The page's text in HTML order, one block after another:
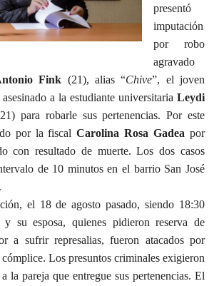
presentó
imputación
por robo
agravado
Fink (21), alias “Chive”, el joven
a la estudiante universitaria Leydi
para robarle sus pertenencias. Por este
por la fiscalCarolina Rosa Gadea por
con resultado de muerte. Los dos casos
de 10 minutos en el barrio San José
el 18 de agosto pasado, siendo 18:30
su esposa, quienes pidieron reserva de
a sufrir represalias, fueron atacados por
Los presuntos criminales exigieron
la pareja que entregue sus pertenencias. El